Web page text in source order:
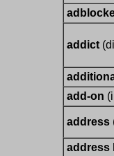
addict
add-on
address
address